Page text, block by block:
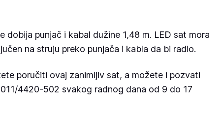
dobija punjač i kabal dužine 1,48 m. LED sat mora
na struju preko punjača i kabla da bi radio.
poručiti ovaj zanimljiv sat, a možete i pozvati
4420-502 svakog radnog dana od 9 do 17